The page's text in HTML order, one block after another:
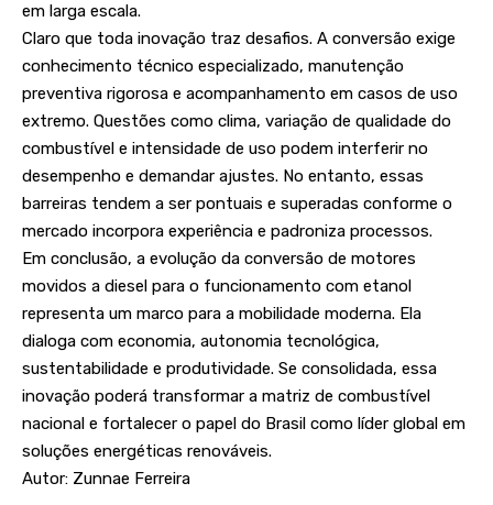
em larga escala.
Claro que toda inovação traz desafios. A conversão exige
conhecimento técnico especializado, manutenção
preventiva rigorosa e acompanhamento em casos de uso
extremo. Questões como clima, variação de qualidade do
combustível e intensidade de uso podem interferir no
desempenho e demandar ajustes. No entanto, essas
barreiras tendem a ser pontuais e superadas conforme o
mercado incorpora experiência e padroniza processos.
Em conclusão, a evolução da conversão de motores
movidos a diesel para o funcionamento com etanol
representa um marco para a mobilidade moderna. Ela
dialoga com economia, autonomia tecnológica,
sustentabilidade e produtividade. Se consolidada, essa
inovação poderá transformar a matriz de combustível
nacional e fortalecer o papel do Brasil como líder global em
soluções energéticas renováveis.
Autor: Zunnae Ferreira